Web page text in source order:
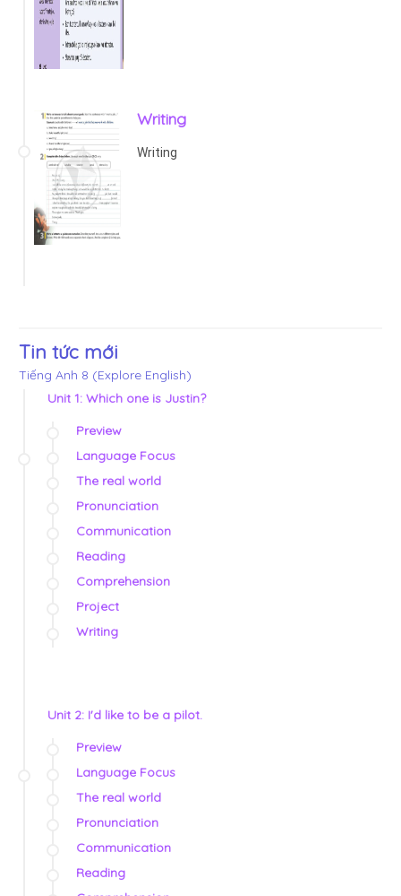
Writing
Writing
Tin tức mới
Tiếng Anh 8 (Explore English)
Unit 1: Which one is Justin?
Preview
Language Focus
The real world
Pronunciation
Communication
Reading
Comprehension
Project
Writing
Unit 2: I'd like to be a pilot.
Preview
Language Focus
The real world
Pronunciation
Communication
Reading